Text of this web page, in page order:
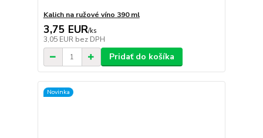
Kalich na ružové víno 390 ml
3,75 EUR/ks
3,05 EUR bez DPH
Pridať do košíka
Novinka